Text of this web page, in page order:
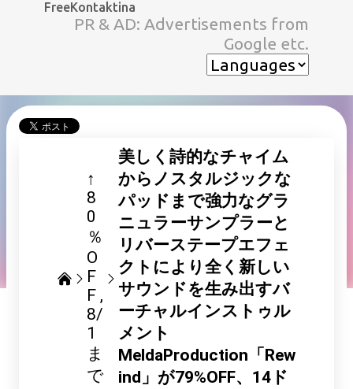
スキップしてメイン コンテンツに移動
FreeKontaktina
PR & AD: Advertisements from
Google etc.
↑
8
0
％
O
F
F
8/
1
ま
で
美しく詩的なチャイム
からノスタルジックな
パッドまで強力なグラ
ニュラーサンプラーと
リバーステープエフェ
クトにより全く新しい
サウンドを生み出すバ
ーチャルインストゥル
メント
MeldaProduction「Rew
ind」が79%OFF、14ド